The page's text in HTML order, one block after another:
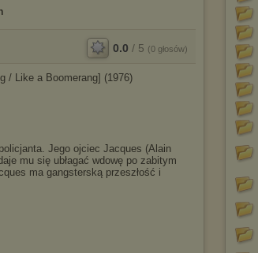
0.0 / 5 (0 głosów)
/ Like a Boomerang] (1976)
Jego ojciec Jacques (Alain
mu się ubłagać wdowę po zabitym
ma gangsterską przeszłość i